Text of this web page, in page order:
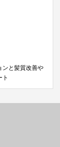
と髪質改善や